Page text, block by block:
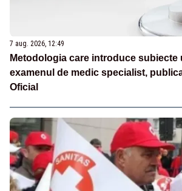
7 aug. 2026, 12:49
Metodologia care introduce subiecte
examenul de medic specialist,
Oficial